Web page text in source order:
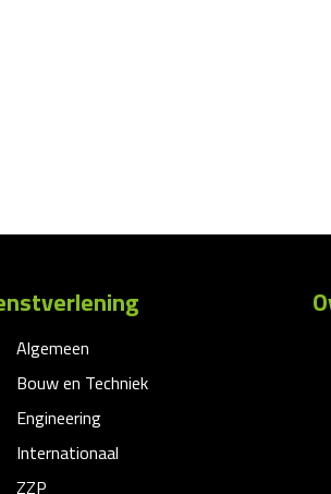
Algemeen
Bouw en Techniek
Engineering
Internationaal
ZZP